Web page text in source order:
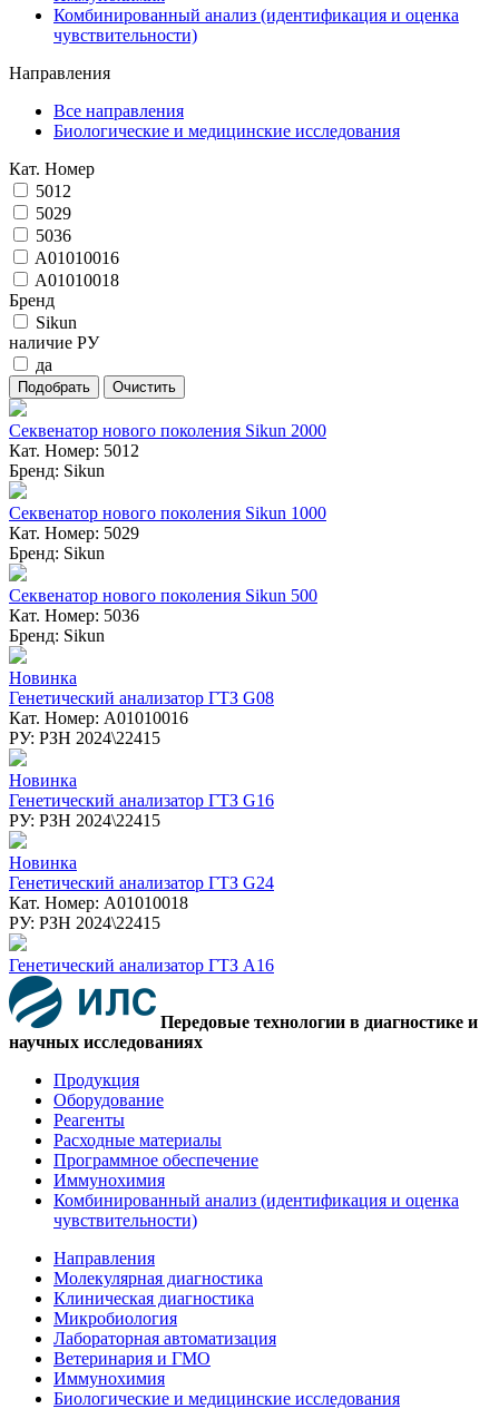
Комбинированный анализ (идентификация и оценка
чувствительности)
Направления
Все направления
Биологические и медицинские исследования
Кат. Номер
5012
5029
5036
A01010016
A01010018
Бренд
Sikun
наличие РУ
да
Секвенатор нового поколения Sikun 2000
Кат. Номер: 5012
Бренд: Sikun
Секвенатор нового поколения Sikun 1000
Кат. Номер: 5029
Бренд: Sikun
Секвенатор нового поколения Sikun 500
Кат. Номер: 5036
Бренд: Sikun
Новинка
Генетический анализатор ГТЗ G08
Кат. Номер: A01010016
РУ: РЗН 2024\22415
Новинка
Генетический анализатор ГТЗ G16
РУ: РЗН 2024\22415
Новинка
Генетический анализатор ГТЗ G24
Кат. Номер: A01010018
РУ: РЗН 2024\22415
Генетический анализатор ГТЗ A16
Передовые технологии в диагностике и
научных исследованиях
Продукция
Оборудование
Реагенты
Расходные материалы
Программное обеспечение
Иммунохимия
Комбинированный анализ (идентификация и оценка
чувствительности)
Направления
Молекулярная диагностика
Клиническая диагностика
Микробиология
Лабораторная автоматизация
Ветеринария и ГМО
Иммунохимия
Биологические и медицинские исследования